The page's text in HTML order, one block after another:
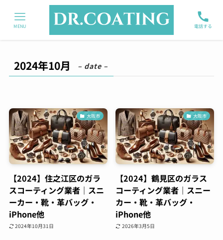
電話する
MENU
2024年10月 – date –
大阪市
【2024】住之江区のガラ
スコーティング業者｜スニ
ーカー・靴・革バッグ・
iPhone他
2024年10月31日
大阪市
【2024】鶴見区のガラス
コーティング業者｜スニー
カー・靴・革バッグ・
iPhone他
2026年3月5日